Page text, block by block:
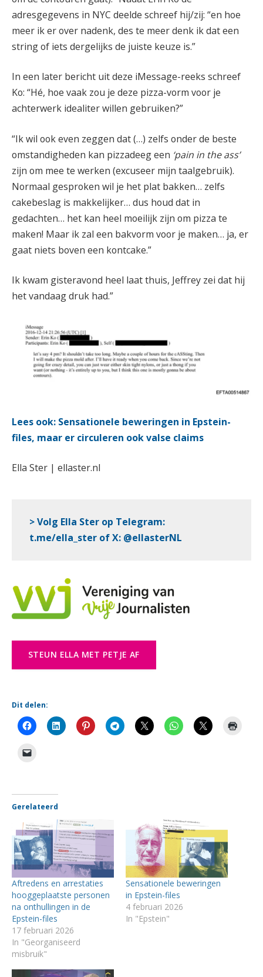
adresgegevens in NYC deelde schreef hij/zij: “en hoe
meer ik er over nadenk, des te meer denk ik dat een
string of iets dergelijks de juiste keuze is.”
In een later bericht uit deze iMessage-reeks schreef
Ko: “Hé, hoe vaak zou je deze pizza-vorm voor je
achterwerk idealiter willen gebruiken?”
“Ik wil ook even zeggen dat (…) zelfs onder de beste
omstandigheden kan pizzadeeg een ‘pain in the ass’
zijn om mee te werken (excuseer mijn taalgebruik).
Normaal gesproken wil je het plat bakken… zelfs
cakebeslag is makkelijker… dus houd dat in
gedachten… het kan heel moeilijk zijn om pizza te
maken! Maar ik zal een bakvorm voor je maken… ja, er
gaat niets boven een kontcake.”
Ik kwam gisteravond heel laat thuis, Jeffrey zei dat hij
het vandaag druk had.”
Lees ook: Sensationele beweringen in Epstein-
files, maar er circuleren ook valse claims
Ella Ster | ellaster.nl
> Volg Ella Ster op Telegram:
t.me/ella_ster ofX: @ellasterNL
STEUN ELLA MET PETJE AF
Dit delen:
Gerelateerd
Aftredens en arrestaties
hooggeplaatste personen
na onthullingen in de
Epstein-files
17 februari 2026
In "Georganiseerd
misbruik"
Sensationele beweringen
in Epstein-files
4 februari 2026
In "Epstein"